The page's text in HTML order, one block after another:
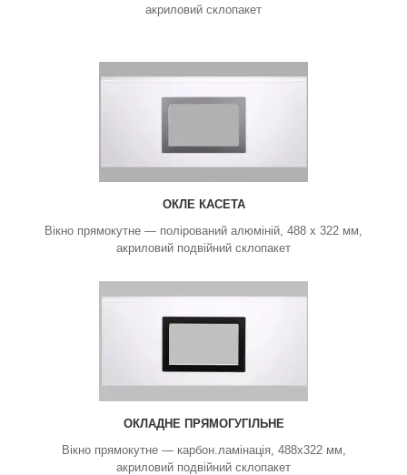
акриловий склопакет
ОКЛЕ КАСЕТА
Вікно прямокутне — полірований алюміній, 488 х 322 мм,
акриловий подвійний склопакет
ОКЛАДНЕ ПРЯМОГУГІЛЬНЕ
Вікно прямокутне — карбон.ламінація, 488x322 мм,
акриловий подвійний склопакет